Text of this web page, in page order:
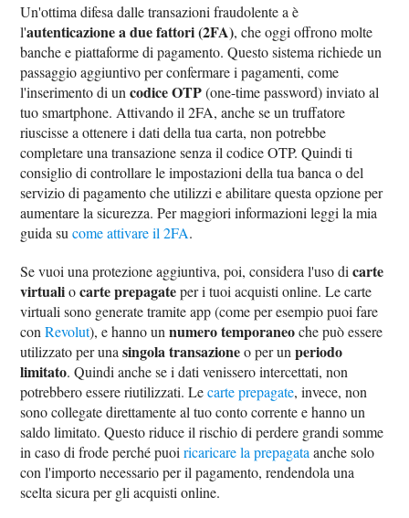
Un'ottima difesa dalle transazioni fraudolente a è
l'autenticazione a due fattori (2FA), che oggi offrono molte
banche e piattaforme di pagamento. Questo sistema richiede un
passaggio aggiuntivo per confermare i pagamenti, come
l'inserimento di uncodice OTP(one-time password) inviato al
tuo smartphone. Attivando il 2FA, anche se un truffatore
riuscisse a ottenere i dati della tua carta, non potrebbe
completare una transazione senza il codice OTP. Quindi ti
consiglio di controllare le impostazioni della tua banca o del
servizio di pagamento che utilizzi e abilitare questa opzione per
aumentare la sicurezza. Per maggiori informazioni leggi la mia
guida sucome attivare il 2FA.
Se vuoi una protezione aggiuntiva, poi, considera l'uso dicarte
virtualiocarte prepagateper i tuoi acquisti online. Le carte
virtuali sono generate tramite app (come per esempio puoi fare
conRevolut), e hanno unnumero temporaneoche può essere
utilizzato per unasingola transazioneo per unperiodo
limitato. Quindi anche se i dati venissero intercettati, non
potrebbero essere riutilizzati. Lecarte prepagate, invece, non
sono collegate direttamente al tuo conto corrente e hanno un
saldo limitato. Questo riduce il rischio di perdere grandi somme
in caso di frode perché puoiricaricare la prepagata anche solo
con l'importo necessario per il pagamento, rendendola una
scelta sicura per gli acquisti online.